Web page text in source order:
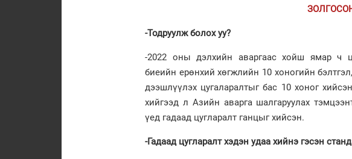
-Тодруулж болох уу?
-2022 оны дэлхийн аваргаас хойш ямар ч
биеийн ерөнхий хөгжлийн 10 хоногийн
дээшлүүлэх цугаларалтыг бас 10 хоног
хийгээд л Азийн аварга шалгаруулах
үед гадаад цугларалт ганцыг хийсэн.
-Гадаад цугларалт хэдэн удаа хийнэ гэсэн